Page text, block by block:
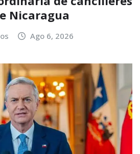
Nicaragua
Ago 6, 2026